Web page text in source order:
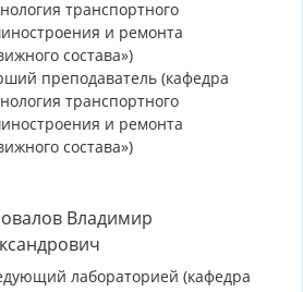
транспортного
и ремонта
состава»)
преподаватель (кафедра
транспортного
и ремонта
состава»)
Владимир
лабораторией (кафедра